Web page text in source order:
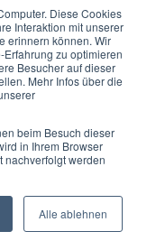
Diese Cookies
Interaktion mit unserer
erinnern können. Wir
zu optimieren
Besucher auf dieser
Mehr Infos über die
beim Besuch dieser
in Ihrem Browser
nachverfolgt werden
Alle ablehnen
our traffic. By
of cookies.
Accept All
die #WFA2026